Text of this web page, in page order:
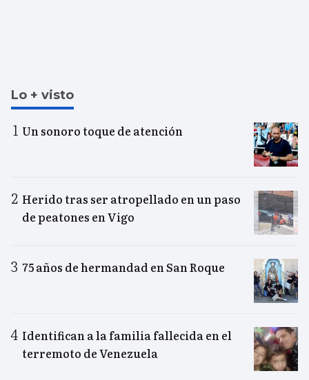
Lo + visto
Un sonoro toque de atención
Herido tras ser atropellado en un paso
de peatones en Vigo
75 años de hermandad en San Roque
Identifican a la familia fallecida en el
terremoto de Venezuela